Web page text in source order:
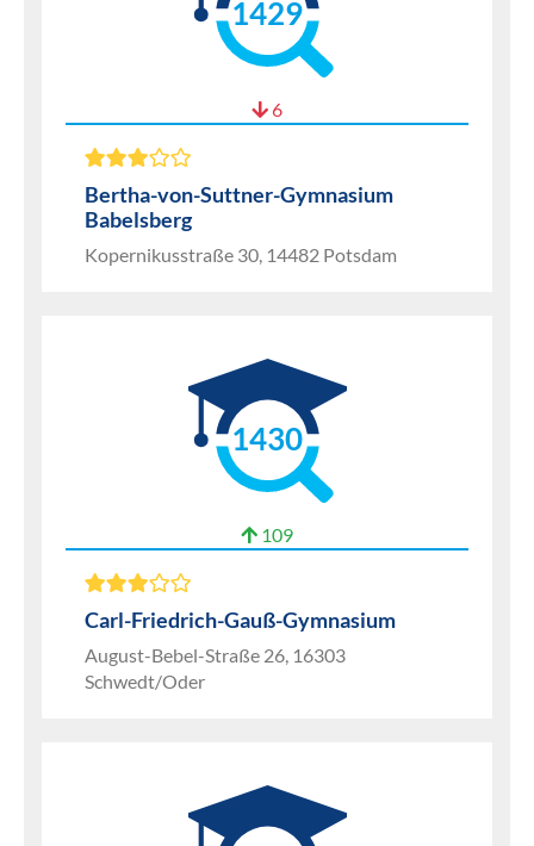
1429
6
Bertha-von-Suttner-Gymnasium
Babelsberg
Kopernikusstraße 30, 14482 Potsdam
1430
109
Carl-Friedrich-Gauß-Gymnasium
August-Bebel-Straße 26, 16303
Schwedt/Oder